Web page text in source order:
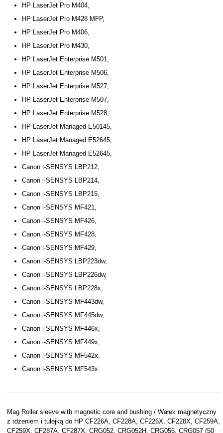
HP LaserJet Pro M404,
HP LaserJet Pro M428 MFP,
HP LaserJet Pro M406,
HP LaserJet Pro M430,
HP LaserJet Enterprise M501,
HP LaserJet Enterprise M506,
HP LaserJet Enterprise M527,
HP LaserJet Enterprise M507,
HP LaserJet Enterprise M528,
HP LaserJet Managed E50145,
HP LaserJet Managed E52645,
HP LaserJet Managed E52645,
Canon i-SENSYS LBP212,
Canon i-SENSYS LBP214,
Canon i-SENSYS LBP215,
Canon i-SENSYS MF421,
Canon i-SENSYS MF426,
Canon i-SENSYS MF428,
Canon i-SENSYS MF429,
Canon i-SENSYS LBP223dw,
Canon i-SENSYS LBP226dw,
Canon i-SENSYS LBP228x,
Canon i-SENSYS MF443dw,
Canon i-SENSYS MF445dw,
Canon i-SENSYS MF446x,
Canon i-SENSYS MF449x,
Canon i-SENSYS MF542x,
Canon i-SENSYS MF543x
Mag Roller sleeve with magnetic core and bushing / Wałek magnetyczny
z rdzeniem i tulejką do HP CF226A, CF228A, CF226X, CF228X, CF259A,
CF259X, CF287A, CF287X, CRG052, CRG052H, CRG056, CRG057 (50